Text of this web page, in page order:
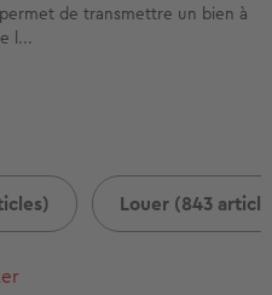
de transmettre un bien à
l...
Louer (843